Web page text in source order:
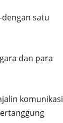
satu
dan para
komunikasi